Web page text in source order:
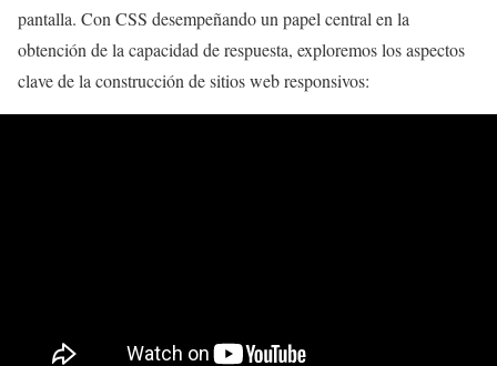
pantalla. Con CSS desempeñando un papel central en la
obtención de la capacidad de respuesta, exploremos los aspectos
clave de la construcción de sitios web responsivos: